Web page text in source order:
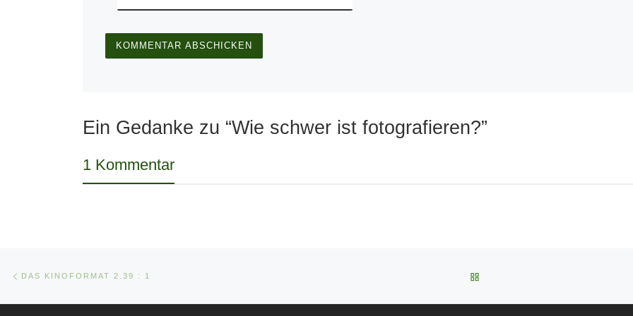
Ein Gedanke zu “Wie schwer ist fotografieren?”
1 Kommentar
Beitragsnavigation
DAS KINOFORMAT 2.39 : 1